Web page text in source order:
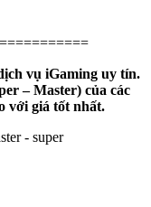
vụ iGaming uy tín.
– Master) của các
với giá tốt nhất.